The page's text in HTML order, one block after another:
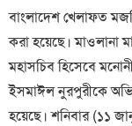
বাংলাদেশ খেলাফত
করা হয়েছে। মাওলানা
মহাসচিব হিসেবে
ইসমাঈল নুরপুরীকে
হয়েছে। শনিবার (১১